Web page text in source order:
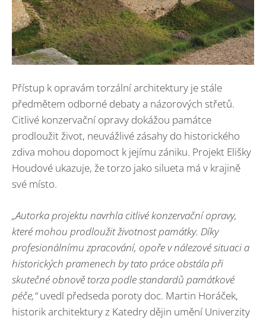
Přístup k opravám torzální architektury je stále
předmětem odborné debaty a názorových střetů.
Citlivé konzervační opravy dokážou památce
prodloužit život, neuvážlivé zásahy do historického
zdiva mohou dopomoct k jejímu zániku. Projekt Elišky
Houdové ukazuje, že torzo jako silueta má v krajině
své místo.
„Autorka projektu navrhla citlivé konzervační opravy,
které mohou prodloužit životnost památky. Díky
profesionálnímu zpracování, opoře v nálezové situaci a
historických pramenech by tato práce obstála při
skutečné obnově torza podle standardů památkové
péče,“uvedl předseda poroty doc. Martin Horáček,
historik architektury z Katedry dějin umění Univerzity